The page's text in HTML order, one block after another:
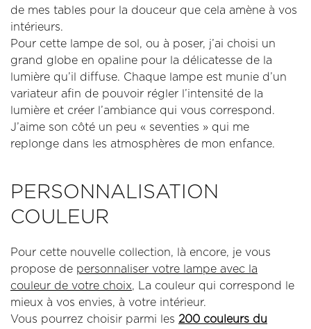
de mes tables pour la douceur que cela amène à vos
intérieurs.
Pour cette lampe de sol, ou à poser, j’ai choisi un
grand globe en opaline pour la délicatesse de la
lumière qu’il diffuse. Chaque lampe est munie d’un
variateur afin de pouvoir régler l’intensité de la
lumière et créer l’ambiance qui vous correspond.
J’aime son côté un peu « seventies » qui me
replonge dans les atmosphères de mon enfance.
PERSONNALISATION
COULEUR
Pour cette nouvelle collection, là encore, je vous
propose de personnaliser votre lampe avec la
couleur de votre choix, La couleur qui correspond le
mieux à vos envies, à votre intérieur.
Vous pourrez choisir parmi les 200 couleurs du